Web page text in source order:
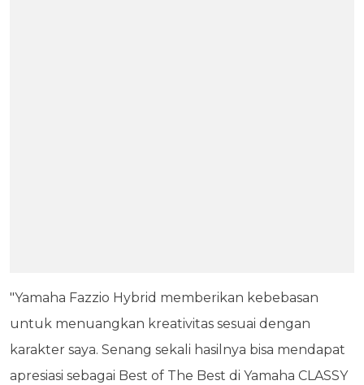
"Yamaha Fazzio Hybrid memberikan kebebasan
untuk menuangkan kreativitas sesuai dengan
karakter saya. Senang sekali hasilnya bisa mendapat
apresiasi sebagai Best of The Best di Yamaha CLASSY